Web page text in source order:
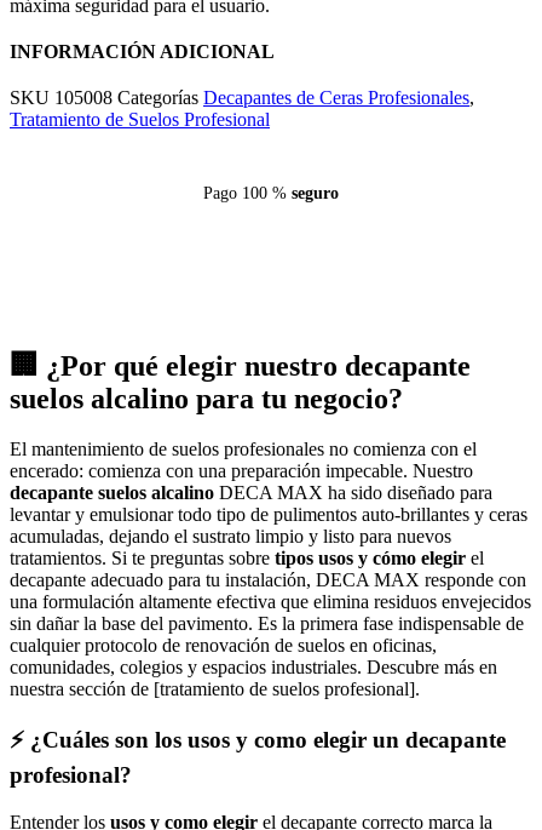
máxima seguridad para el usuario.
INFORMACIÓN ADICIONAL
SKU 105008 Categorías Decapantes de Ceras Profesionales,
Tratamiento de Suelos Profesional
Pago 100 % seguro
🏢 ¿Por qué elegir nuestro decapante
suelos alcalino para tu negocio?
El mantenimiento de suelos profesionales no comienza con el
encerado: comienza con una preparación impecable. Nuestro
decapante suelos alcalino DECA MAX ha sido diseñado para
levantar y emulsionar todo tipo de pulimentos auto-brillantes y ceras
acumuladas, dejando el sustrato limpio y listo para nuevos
tratamientos. Si te preguntas sobre tipos usos y cómo elegir el
decapante adecuado para tu instalación, DECA MAX responde con
una formulación altamente efectiva que elimina residuos envejecidos
sin dañar la base del pavimento. Es la primera fase indispensable de
cualquier protocolo de renovación de suelos en oficinas,
comunidades, colegios y espacios industriales. Descubre más en
nuestra sección de [tratamiento de suelos profesional].
⚡ ¿Cuáles son los usos y como elegir un decapante
profesional?
Entender los usos y como elegir el decapante correcto marca la